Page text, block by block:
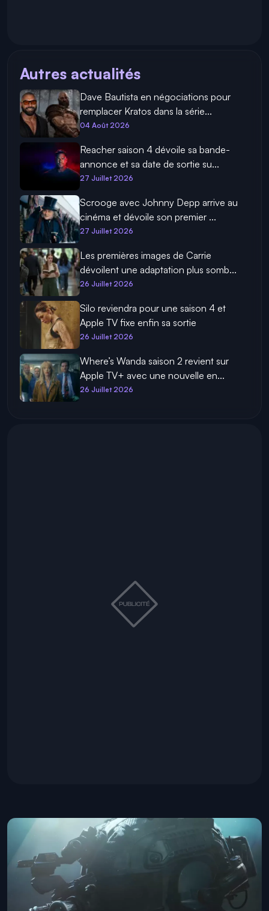
Autres actualités
Dave Bautista en négociations pour
remplacer Kratos dans la série...
04 Août 2026
Reacher saison 4 dévoile sa bande-
annonce et sa date de sortie su...
27 Juillet 2026
Scrooge avec Johnny Depp arrive au
cinéma et dévoile son premier ...
27 Juillet 2026
Les premières images de Carrie
dévoilent une adaptation plus somb...
26 Juillet 2026
Silo reviendra pour une saison 4 et
Apple TV fixe enfin sa sortie
26 Juillet 2026
Where’s Wanda saison 2 revient sur
Apple TV+ avec une nouvelle en...
26 Juillet 2026